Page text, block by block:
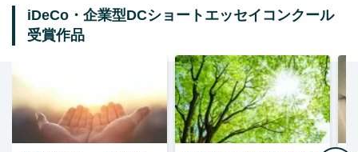
iDeCo・企業型DCショートエッセイコンクール
受賞作品